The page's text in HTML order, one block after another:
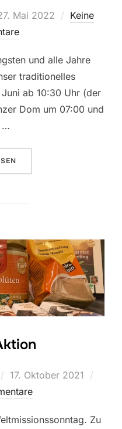
Mai 2022
Keine
und alle Jahre
traditionelles
ab 10:30 Uhr (der
Dom um 07:00 und
…
„PFINGSTEN 2022: DAS
Veröffentlicht
am
17. Oktober 2021
Zu